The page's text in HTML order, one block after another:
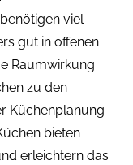
viel
gut in offenen
Raumwirkung
zu den
Küchenplanung
bieten
erleichtern das